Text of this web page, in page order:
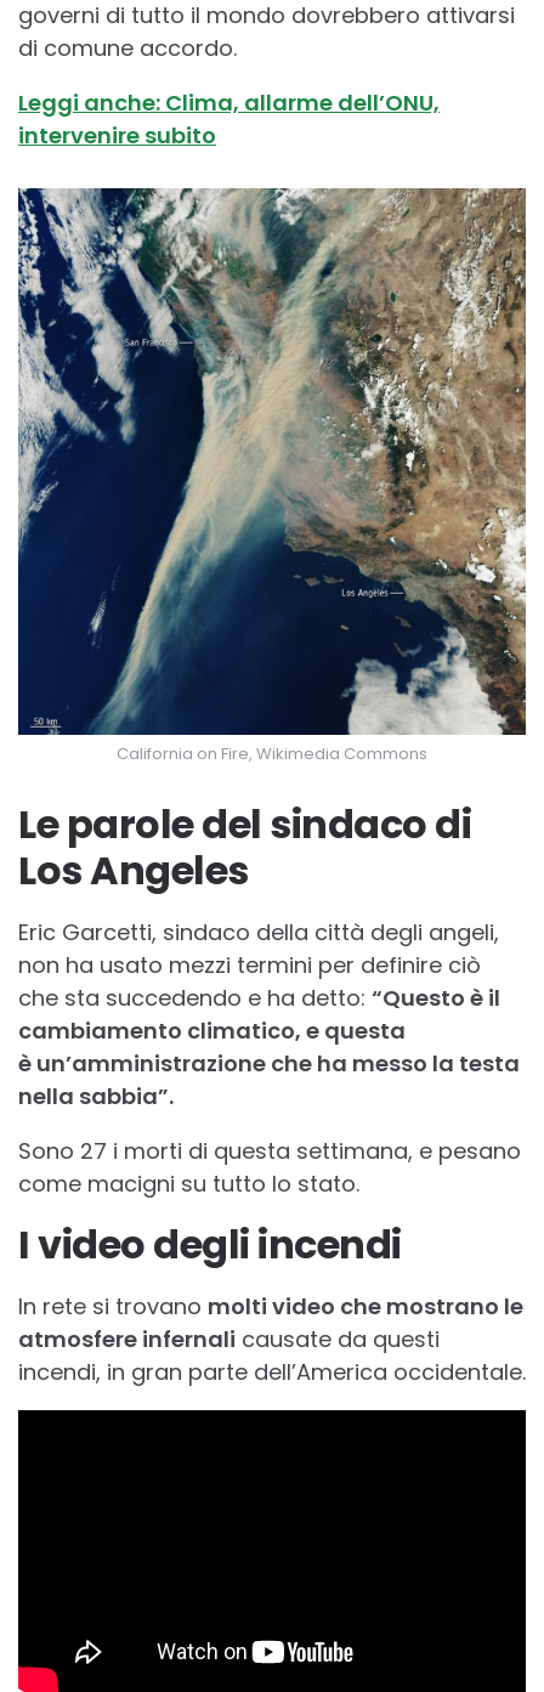
governi di tutto il mondo dovrebbero attivarsi
di comune accordo.
Leggi anche: Clima, allarme dell’ONU,
intervenire subito
California on Fire, Wikimedia Commons
Le parole del sindaco di
Los Angeles
Eric Garcetti, sindaco della città degli angeli,
non ha usato mezzi termini per definire ciò
che sta succedendo e ha detto: “Questo è il
cambiamento climatico, e questa
è un’amministrazione che ha messo la testa
nella sabbia”.
Sono 27 i morti di questa settimana, e pesano
come macigni su tutto lo stato.
I video degli incendi
In rete si trovano molti video che mostrano le
atmosfere infernali causate da questi
incendi, in gran parte dell’America occidentale.